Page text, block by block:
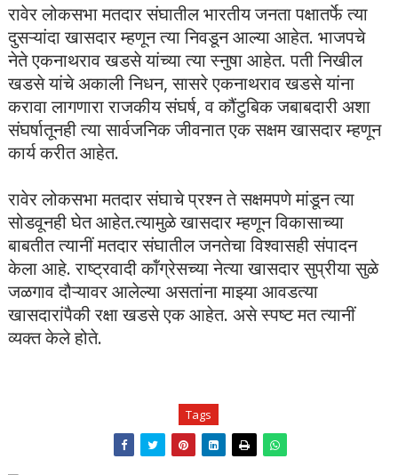
रावेर लोकसभा मतदार संघातील भारतीय जनता पक्षातर्फे त्या
दुसऱ्यांदा खासदार म्हणून त्या निवडून आल्या आहेत. भाजपचे
नेते एकनाथराव खडसे यांच्या त्या स्नुषा आहेत. पती निखील
खडसे यांचे अकाली निधन, सासरे एकनाथराव खडसे यांना
करावा लागणारा राजकीय संघर्ष, व कौंटुबिक जबाबदारी अशा
संघर्षातूनही त्या सार्वजनिक जीवनात एक सक्षम खासदार म्हणून
कार्य करीत आहेत.
रावेर लोकसभा मतदार संघाचे प्रश्‍न ते सक्षमपणे मांडून त्या
सोडवूनही घेत आहेत.त्यामुळे खासदार म्हणून विकासाच्या
बाबतीत त्यानीं मतदार संघातील जनतेचा विश्‍वासही संपादन
केला आहे. राष्ट्रवादी कॉंग्रेसच्या नेत्या खासदार सुप्रीया सुळे
जळगाव दौऱ्यावर आलेल्या असतांना माझ्या आवडत्या
खासदारांपैकी रक्षा खडसे एक आहेत. असे स्पष्ट मत त्यानीं
व्यक्त केले होते.
Tags